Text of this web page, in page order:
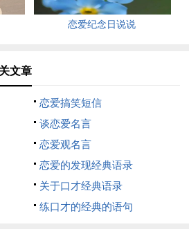
过，所以不再相信爱情，他们看上去冷
不代表不会爱，爱情的魔力就在于它
新拥有爱的能力和勇气。
的花朵，而有些人长着长着一不小心就
恋爱纪念日说说
文章
恋爱搞笑短信
谈恋爱名言
恋爱观名言
恋爱的发现经典语录
关于口才经典语录
练口才的经典的语句